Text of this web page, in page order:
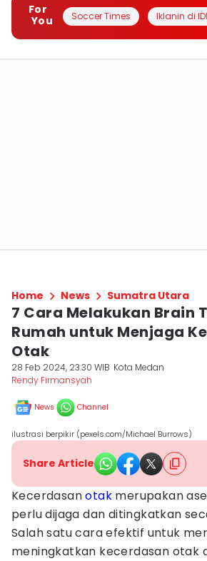
For
You
Soccer Times Iklanin di
Home News Sumatra Utara
7 Cara Melakukan Brain
Rumah untuk Menjaga
Otak
28 Feb 2024, 23:30 WIB Kota Medan
Rendy Firmansyah
News Channel
ilustrasi berpikir (pexels.com/Michael Burrows)
Share Article
Kecerdasanotak merupakan
perlu dijaga dan ditingkatkan
Salah satu cara efektif untuk
meningkatkan kecerdasan otak